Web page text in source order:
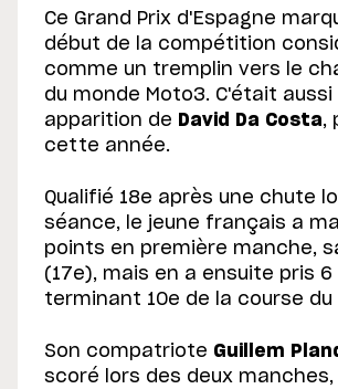
Ce Grand Prix d'Espagne
début de la compétition
comme un tremplin vers le
du monde Moto3. C'était
apparition de David Da Costa,
cette année.
Qualifié 18e après une chute
séance, le jeune français a
points en première manche,
(17e), mais en a ensuite pris 6
terminant 10e de la course du
Son compatriote Guillem
scoré lors des deux